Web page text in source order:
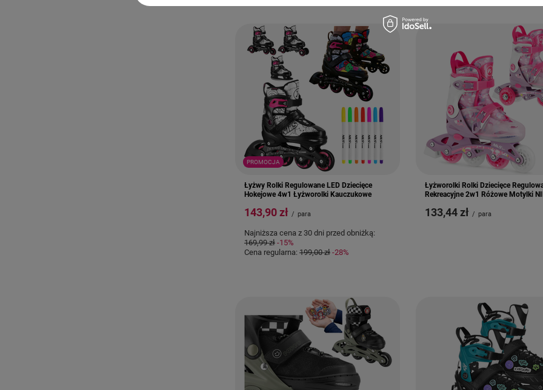
PROMOCJA
Łyżwy Rolki Regulowane LED Dziecięce
Hokejowe 4w1 Łyżworolki Kauczukowe
143,90 zł / para
Najniższa cena z 30 dni przed obniżką:
169,99 zł -15%
Cena regularna: 199,00 zł -28%
Łyżworolki Rolki Dziecięce
Rekreacyjne 2w1 Różowe Motylki
133,44 zł / para